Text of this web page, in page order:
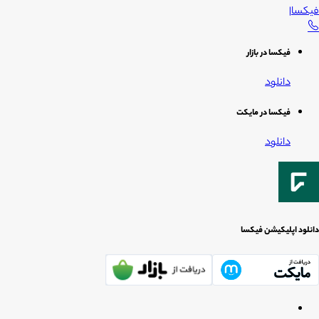
فیکسا|
فیکسا در بازار
دانلود
فیکسا در مایکت
دانلود
دانلود اپلیکیشن فیکسا